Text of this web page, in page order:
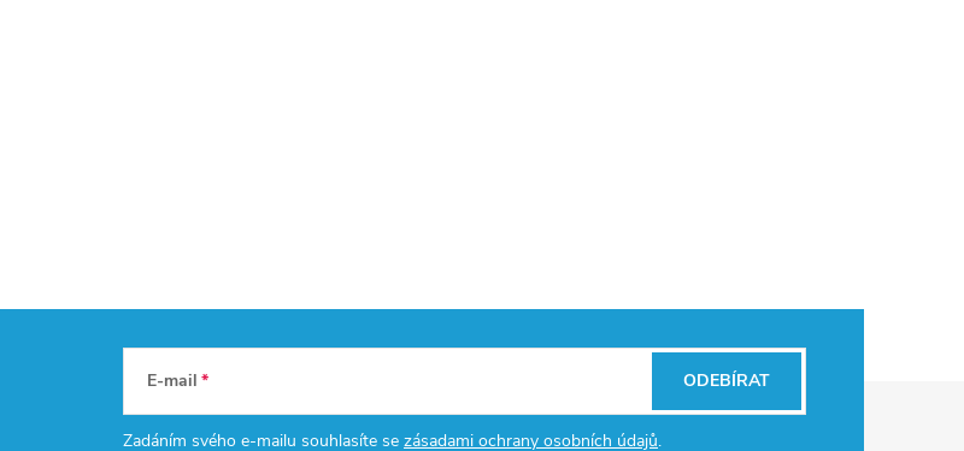
E-mail
Zadáním svého e-mailu souhlasíte se zásadami ochrany osobních údajů.
ODEBÍRAT